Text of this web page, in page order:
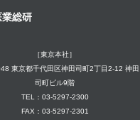
総研
［東京本社］
東京都千代田区神田司町2丁目2-12 神田
司町ビル9階
TEL：03-5297-2300
FAX：03-5297-2301